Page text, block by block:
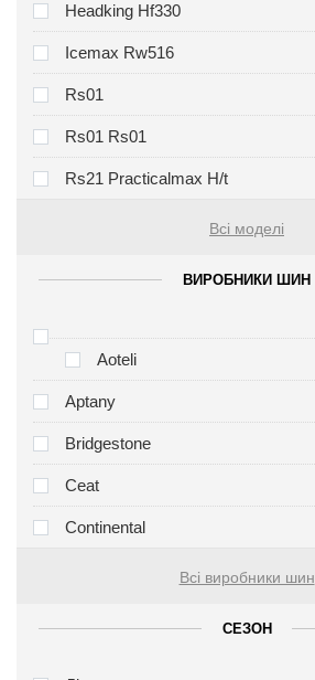
Headking Hf330
Icemax Rw516
Rs01
Rs01 Rs01
Rs21 Practicalmax H/t
Всі моделі
ВИРОБНИКИ ШИН
Aoteli
Aptany
Bridgestone
Ceat
Continental
Всі виробники шин
СЕЗОН